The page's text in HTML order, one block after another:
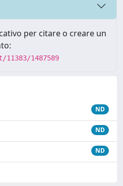
per citare o creare un
1487589
ND
ND
ND